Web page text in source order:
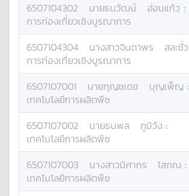
6507104302 นายธนวัฒน์ อ่อนแก้ว :
การท่องเที่ยวเชิงบูรณาการ
6507104304 นางสาวจินดาพร สละชั่ว
การท่องเที่ยวเชิงบูรณาการ
6507107001 นายกุญชเดช บุญเพ็ญ :
เทคโนโลยีการผลิตพืช
6507107002 นายธนพล ภูมิวัง :
เทคโนโลยีการผลิตพืช
6507107003 นางสาวนิศากร โสภณ :
เทคโนโลยีการผลิตพืช